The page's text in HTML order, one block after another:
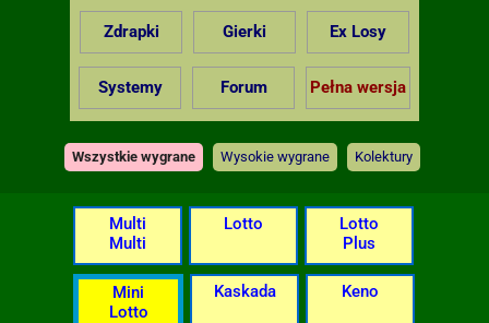
Zdrapki Gierki Ex Losy
Systemy Forum Pełna wersja
Wszystkie wygrane Wysokie wygrane Kolektury
Multi
Multi
Lotto
Lotto
Plus
Mini
Lotto
Kaskada Keno